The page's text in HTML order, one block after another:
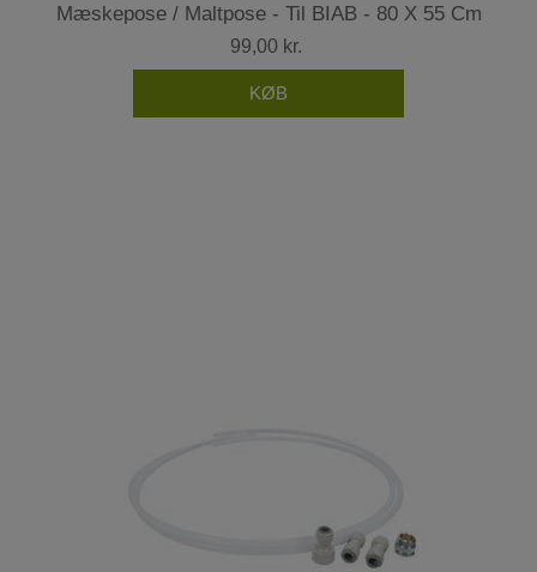
Mæskepose / Maltpose - Til BIAB - 80 X 55 Cm
99,00 kr.